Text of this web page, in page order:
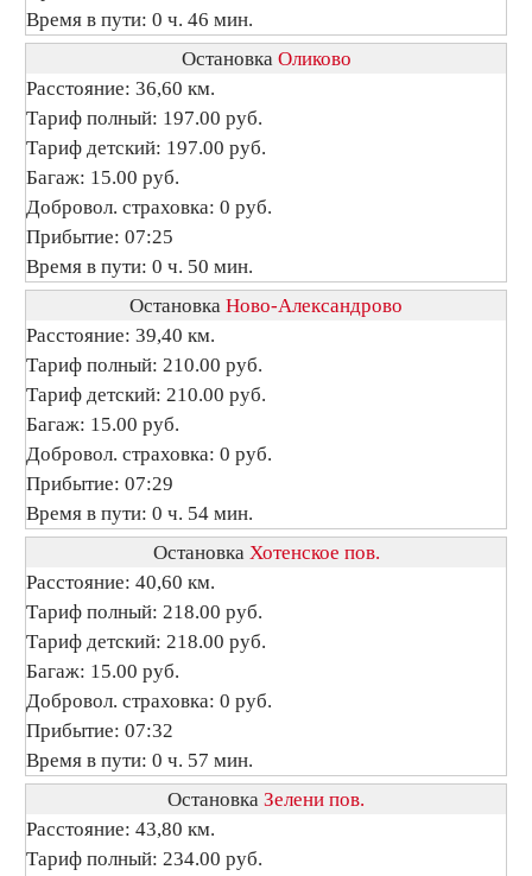
Время в пути: 0 ч. 46 мин.
Остановка Оликово
Расстояние: 36,60 км.
Тариф полный: 197.00 руб.
Тариф детский: 197.00 руб.
Багаж: 15.00 руб.
Добровол. страховка: 0 руб.
Прибытие: 07:25
Время в пути: 0 ч. 50 мин.
Остановка Ново-Александрово
Расстояние: 39,40 км.
Тариф полный: 210.00 руб.
Тариф детский: 210.00 руб.
Багаж: 15.00 руб.
Добровол. страховка: 0 руб.
Прибытие: 07:29
Время в пути: 0 ч. 54 мин.
Остановка Хотенское пов.
Расстояние: 40,60 км.
Тариф полный: 218.00 руб.
Тариф детский: 218.00 руб.
Багаж: 15.00 руб.
Добровол. страховка: 0 руб.
Прибытие: 07:32
Время в пути: 0 ч. 57 мин.
Остановка Зелени пов.
Расстояние: 43,80 км.
Тариф полный: 234.00 руб.